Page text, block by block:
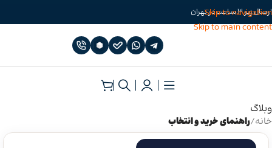
Skip to navigation
Skip to main content
ارسال زیر 3 ساعت در تهران
وبلاگ
خانه/راهنمای خرید و انتخاب